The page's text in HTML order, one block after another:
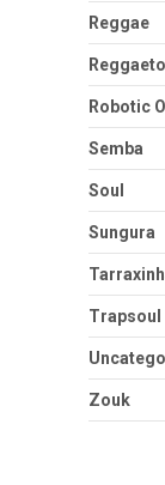
Reggae
Robotic
Semba
Soul
Sungura
Trapsoul
Zouk